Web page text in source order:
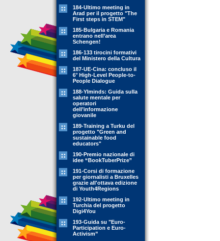
184-Ultimo meeting in
Arad per il progetto "The
First steps in STEM"
185-Bulgaria e Romania
entrano nell’area
Schengen!
186-133 tirocini formativi
del Ministero della Cultura
187-UE-Cina: concluso il
6° High-Level People-to-
People Dialogue
188-YIminds: Guida sulla
salute mentale per
operatori
dell’informazione
giovanile
189-Training a Turku del
progetto "Green and
sustainable food
educators"
190-Premio nazionale di
idee “BookTuberPrize”
191-Corsi di formazione
per giornalisti a Bruxelles
grazie all'ottava edizione
di Youth4Regions
192-Ultimo meeting in
Turchia del progetto
Digi4You
193-Guida su "Euro-
Participation e Euro-
Activism”